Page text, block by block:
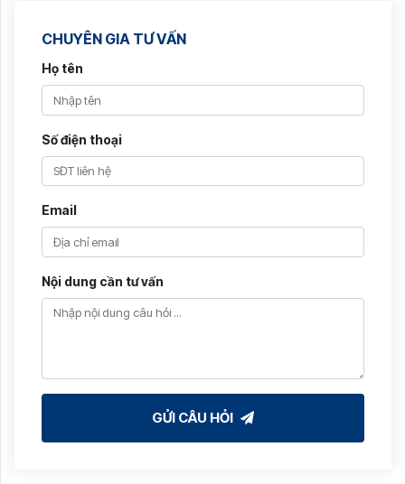
CHUYÊN GIA TƯ VẤN
Họ tên
Số điện thoại
Email
Nội dung cần tư vấn
GỬI CÂU HỎI